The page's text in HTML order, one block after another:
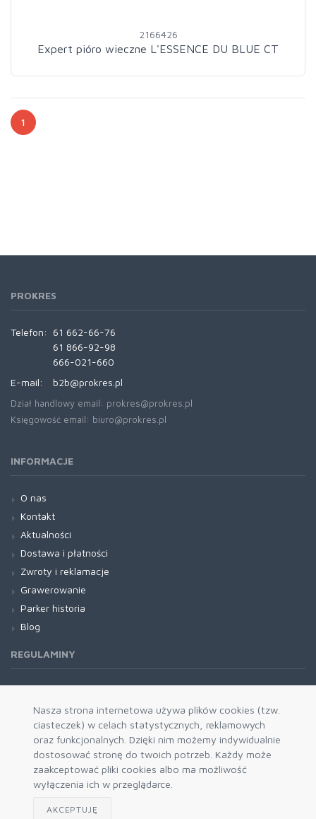
Nasza strona internetowa używa plików cookies (tzw.
ciasteczek) w celach statystycznych, reklamowych
oraz funkcjonalnych. Dzięki nim możemy indywidualnie
dostosować stronę do twoich potrzeb. Każdy może
zaakceptować pliki cookies albo ma możliwość
wyłączenia ich w przeglądarce.
AKCEPTUJĘ
2166426
Expert pióro wieczne L'ESSENCE DU BLUE CT
1
PROKRES
Telefon:
61 662-66-76
61 866-92-98
666-021-660
E-mail:
b2b@prokres.pl
Dział handlowy email: prokres@prokres.pl
Księgowość email: biuro@prokres.pl
INFORMACJE
O nas
Kontakt
Aktualności
Dostawa i płatności
Zwroty i reklamacje
Grawerowanie
Parker historia
Blog
REGULAMINY